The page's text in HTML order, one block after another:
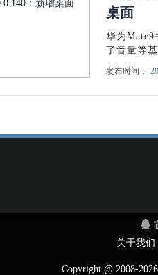
桌面
华为Mate9
了音量等
发布时间：
关于我
Copyright @ 2008-2026